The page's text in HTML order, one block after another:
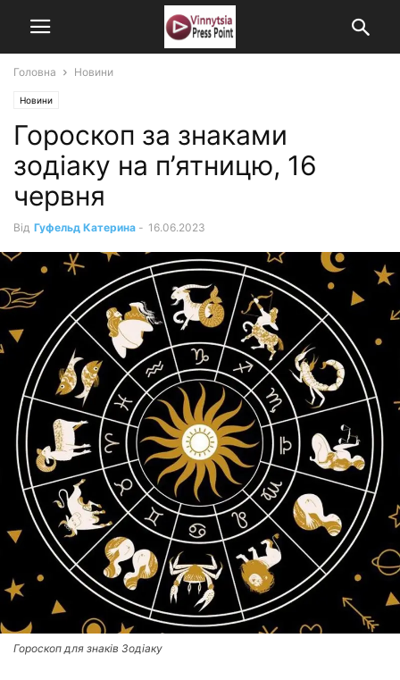
Головна Новини
Новини
Гороскоп за знаками
зодіаку на п’ятницю, 16
червня
Від Гуфельд Катерина - 16.06.2023
Гороскоп для знаків Зодіаку